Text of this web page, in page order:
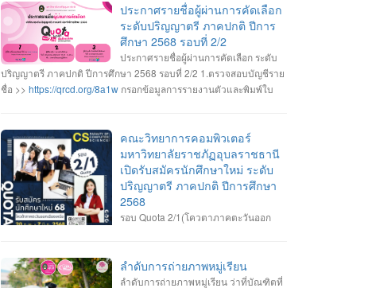
>>https://www.mytcas.com/ • หลักสูตรวิทยาการคอมพิวเตอร์ •
หลักสูตรวิศวกรรมซอฟต์แวร์ • หลักสูตรเทคโนโลยีมีลติมีเดียและ
แอนิเมชัน • รายละเอียดสาขาวิชา เกณฑ์คุณสมบัติของสาขาวิชา และ
รายละเอียดการรับสมัคร ------------------- • สอบถามข้อมูลเพิ่มเติม งาน
รับเข้าศึกษา ฯ อาคารเรียนและปฏิบัติการ ชั้น 2 045-352-000 ต่อ
2143 , 2147 หรือ 2144 #เปิดรับสมัครนักศึกษาใหม่ #ระดับปริญญา
ประกาศรายชื่อผู้ผ่านการคัดเลือก
ระดับปริญญาตรี ภาคปกติ ปีการ
ศึกษา 2568 รอบที่ 2/2
ประกาศรายชื่อผู้ผ่านการคัดเลือก ระดับ
ปริญญาตรี ภาคปกติ ปีการศึกษา 2568 รอบที่ 2/2 1.ตรวจสอบบัญชีราย
ชื่อ >> https://qrcd.org/8a1w กรอกข้อมูลการรายงานตัวและพิมพ์ใบ
โถงชั้น1 อาคารเรียนและปฏิบัติการ กรณีสาขาวิชาที่มีรายชื่อสำรอง ถ้า
ผู้ผ่านการคัดเลือกไม่มารายงานตัวตามเวลาที่กำหนด ถือว่าสละสิทธิ์
มหาวิทยาลัยจะเรียกสำรองตามบัญชีรายชื่อทันที 3.ผู้ที่มีรายชื่อรายงาน
ตัว ลงทะเบียนเข้าใช้งานระบบการคัดเลือกกลางบุคคลเข้าศึกษาใน
สถาบันอุดมศึกษา (TCAS68) เพื่อรอเข้ายื่นยันสิทธิ์เข้าศึกษา
>>https://www.mytcas.com/
4. ผู้รายงานตัวเข้ายืนยันสิทธิ์เข้าศึกษา
ที่ยืนยันสิทธิ์เข้าศึกษา รอติดตามกำหนดการปฐมนิเทศนักศึกษาใหม่
และกำหนดการเปิดภาคการศึกษา(เปิดเทอม) ในช่วงเดือนมิถุนายน
คณะวิทยาการคอมพิวเตอร์
มหาวิทยาลัยราชภัฏอุบลราชธานี
เปิดรับสมัครนักศึกษาใหม่ ระดับ
ปริญญาตรี ภาคปกติ ปีการศึกษา
2568
รอบ Quota 2/1(โควตาภาคตะวันออก
สถาบันอุดมศึกษา https://admission.ubru.ac.th/ หลักสูตรวิทยาการ
คอมพิวเตอร์ หลักสูตรวิศวกรรมซอฟต์แวร์ หลักสูตรเทคโนโลยีมีลติมีเดีย
ลำดับการถ่ายภาพหมู่เรียน
ลำดับการถ่ายภาพหมู่เรียน ว่าที่บัณฑิตที่